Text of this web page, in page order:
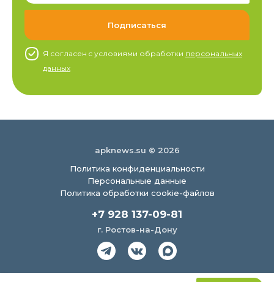
Я согласен c условиями обработки персональных
данных
apknews.su © 2026
Политика конфиденциальности
Персональные данные
Политика обработки cookie-файлов
+7 928 137-09-81
г. Ростов-на-Дону